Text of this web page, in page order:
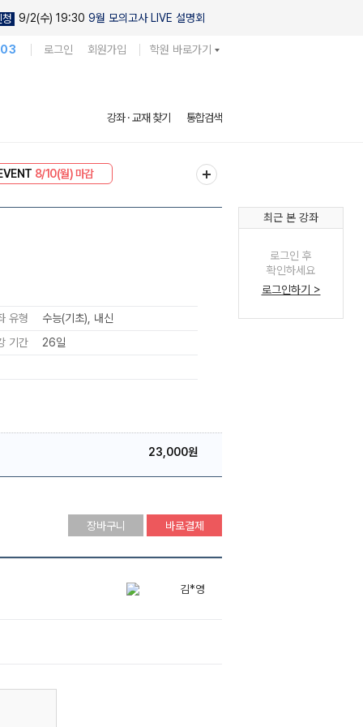
9/2(수) 19:30 9월 모의고사 LIVE 설명회
로그인 회원가입 학원 바로가기
강좌 · 교재 찾기 통합검색
8/10(월) 마감
유형
수능(기초), 내신
기간
26일
23,000원
장바구니 바로결제
최근 본 강좌
로그인 후
확인하세요
로그인하기 >